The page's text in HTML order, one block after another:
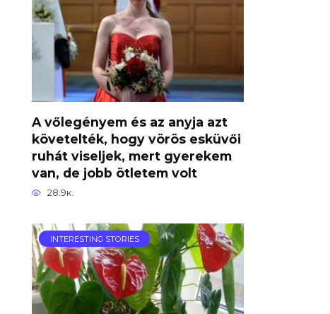
A vőlegényem és az anyja azt
követelték, hogy vörös esküvői
ruhát viseljek, mert gyerekem
van, de jobb ötletem volt
28.9к.
INTERESTING STORIES